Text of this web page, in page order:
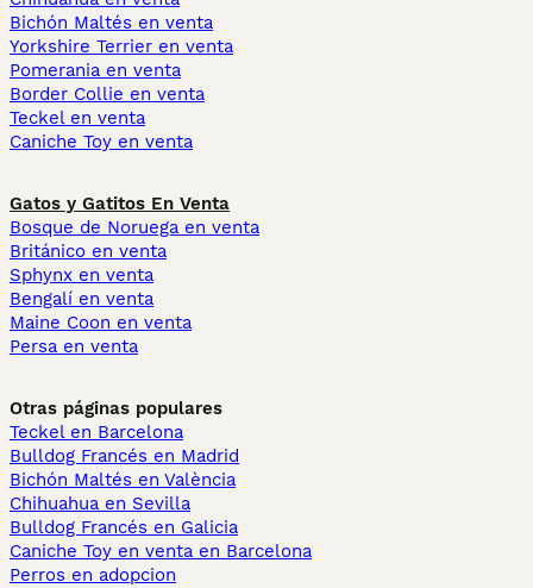
Bichón Maltés en venta
Yorkshire Terrier en venta
Pomerania en venta
Border Collie en venta
Teckel en venta
Caniche Toy en venta
Gatos y Gatitos En Venta
Bosque de Noruega en venta
Británico en venta
Sphynx en venta
Bengalí en venta
Maine Coon en venta
Persa en venta
Otras páginas populares
Teckel en Barcelona
Bulldog Francés en Madrid
Bichón Maltés en València
Chihuahua en Sevilla
Bulldog Francés en Galicia
Caniche Toy en venta en Barcelona
Perros en adopcion